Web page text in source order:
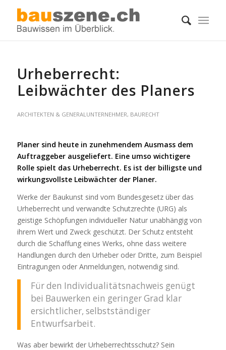
Urheberrecht:
Leibwächter des Planers
ARCHITEKTEN & GENERALUNTERNEHMER, BAURECHT
Planer sind heute in zunehmendem Ausmass dem
Auftraggeber ausgeliefert. Eine umso wichtigere
Rolle spielt das Urheberrecht. Es ist der billigste und
wirkungsvollste Leibwächter der Planer.
Werke der Baukunst sind vom Bundesgesetz über das
Urheberrecht und verwandte Schutzrechte (URG) als
geistige Schöpfungen individueller Natur unabhängig von
ihrem Wert und Zweck geschützt. Der Schutz entsteht
durch die Schaffung eines Werks, ohne dass weitere
Handlungen durch den Urheber oder Dritte, zum Beispiel
Eintragungen oder Anmeldungen, notwendig sind.
Für den Individualitätsnachweis genügt
bei Bauwerken ein geringer Grad klar
ersichtlicher, selbstständiger
Entwurfsarbeit.
Was aber bewirkt der Urheberrechtsschutz? Sein